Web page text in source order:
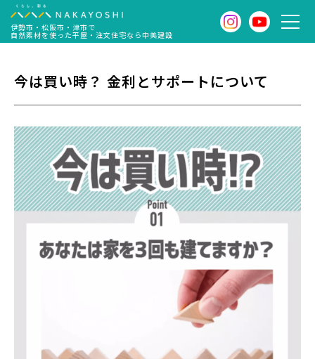
伊勢市・松阪市・津市で
自然素材を使った平屋・注文住宅なら中美建設
今は買い時？ 金利とサポートについて